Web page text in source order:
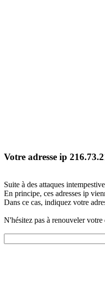
Votre adresse ip
Suite à des attaques
En principe, ces adresses ip
Dans ce cas, indiquez votre
N'hésitez pas à renouveler votre